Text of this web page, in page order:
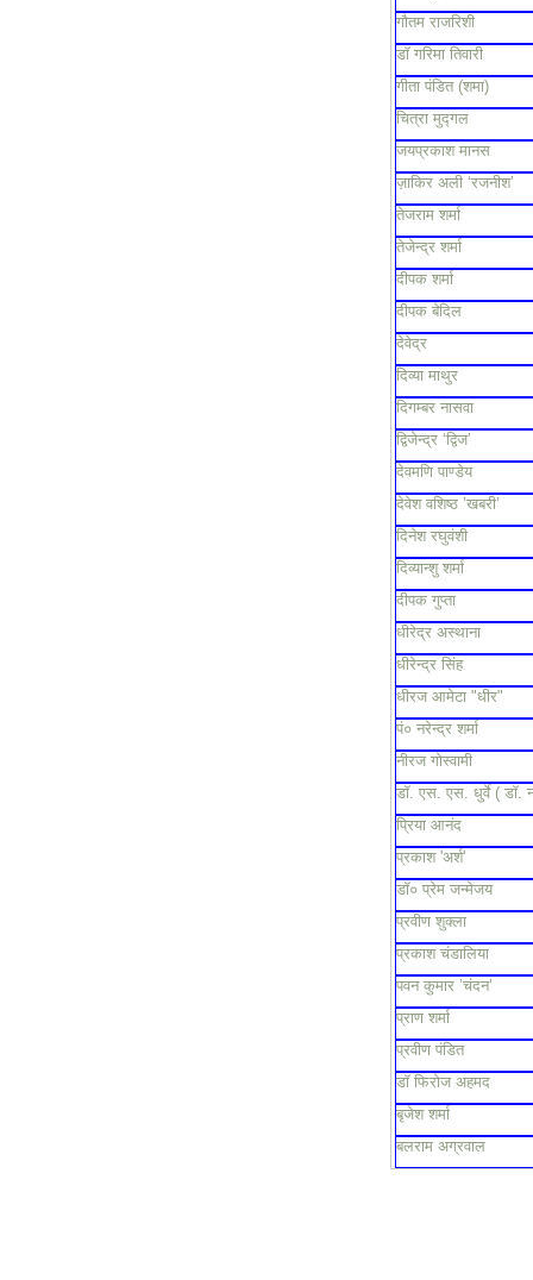
गौतम राजरिशी
डॉ गरिमा तिवारी
गीता पंडित (शमा)
चित्रा मुद्गल
जयप्रकाश मानस
ज़ाकिर अली ‘रजनीश’
तेजराम शर्मा
तेजेन्द्र शर्मा
दीपक शर्मा
दीपक बेदिल
देवेद्र
दिव्या माथुर
दिगम्बर नासवा
द्विजेन्द्र ‘द्विज’
देवमणि पाण्डेय
देवेश वशिष्ठ ’खबरी’
दिनेश रघुवंशी
दिव्यान्शु शर्मा
दीपक गुप्ता
धीरेद्र अस्थाना
धीरेन्द्र सिंह
धीरज आमेटा "धीर"
पं० नरेन्द्र शर्मा
नीरज गोस्वामी
डॉ. एस. एस. धुर्वे ( डॉ.
प्रिया आनंद
प्रकाश 'अर्श'
डॉ० प्रेम जन्मेजय
प्रवीण शुक्ला
प्रकाश चंडालिया
पवन कुमार ’चंदन’
प्राण शर्मा
प्रवीण पंडित
डॉ फिरोज अहमद
बृजेश शर्मा
बलराम अग्रवाल